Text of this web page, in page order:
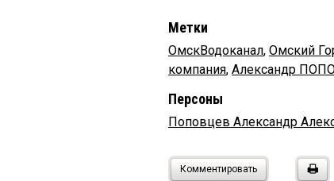
Метки
ОмскВодоканал, Омский
компания, Александр
Персоны
Поповцев Александр
Комментировать